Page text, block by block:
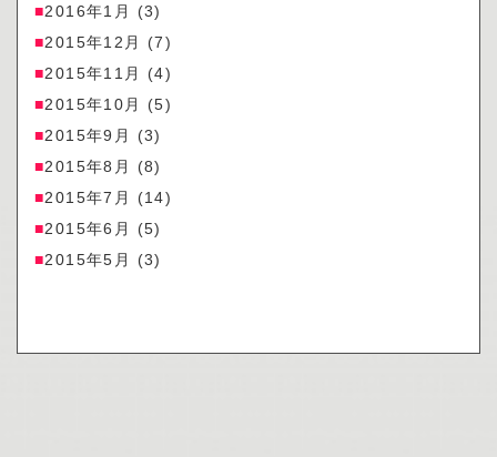
2016年1月
(3)
2015年12月
(7)
2015年11月
(4)
2015年10月
(5)
2015年9月
(3)
2015年8月
(8)
2015年7月
(14)
2015年6月
(5)
2015年5月
(3)